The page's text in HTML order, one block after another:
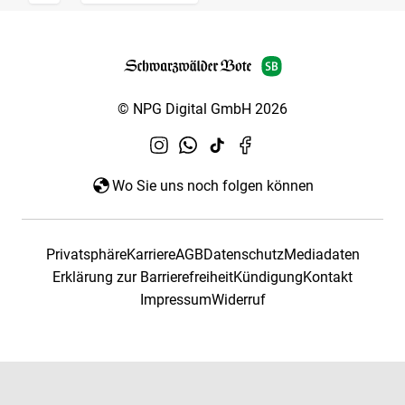
© NPG Digital GmbH 2026
Wo Sie uns noch folgen können
PrivatsphäreKarriereAGBDatenschutzMediadaten
Erklärung zur BarrierefreiheitKündigungKontakt
ImpressumWiderruf